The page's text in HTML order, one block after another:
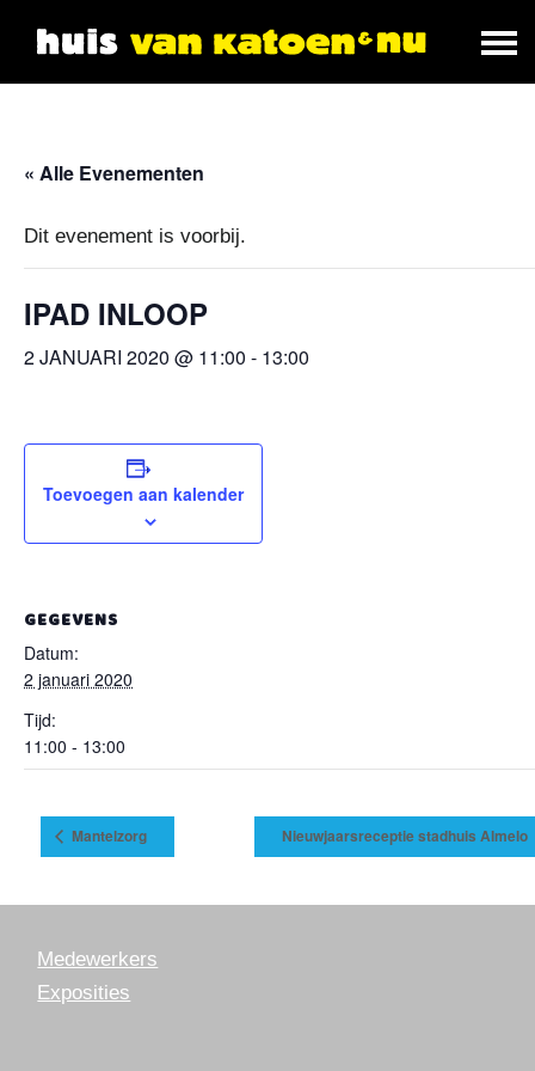
« Alle Evenementen
Dit evenement is voorbij.
IPAD INLOOP
2 JANUARI 2020 @ 11:00 - 13:00
Toevoegen aan kalender
GEGEVENS
Datum:
2 januari 2020
Tijd:
11:00 - 13:00
Mantelzorg Nieuwjaarsreceptie stadhuis Almelo
Medewerkers
Exposities